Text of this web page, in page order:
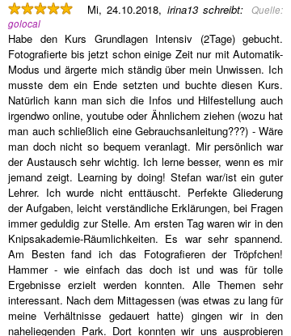
Mi, 24.10.2018, irina13 schreibt:Quelle:
golocal
Habe den Kurs Grundlagen Intensiv (2Tage) gebucht.
Fotografierte bis jetzt schon einige Zeit nur mit Automatik-
Modus und ärgerte mich ständig über mein Unwissen. Ich
musste dem ein Ende setzten und buchte diesen Kurs.
Natürlich kann man sich die Infos und Hilfestellung auch
irgendwo online, youtube oder Ähnlichem ziehen (wozu hat
man auch schließlich eine Gebrauchsanleitung???) - Wäre
man doch nicht so bequem veranlagt. Mir persönlich war
der Austausch sehr wichtig. Ich lerne besser, wenn es mir
jemand zeigt. Learning by doing! Stefan war/ist ein guter
Lehrer. Ich wurde nicht enttäuscht. Perfekte Gliederung
der Aufgaben, leicht verständliche Erklärungen, bei Fragen
immer geduldig zur Stelle. Am ersten Tag waren wir in den
Knipsakademie-Räumlichkeiten. Es war sehr spannend.
Am Besten fand ich das Fotografieren der Tröpfchen!
Hammer - wie einfach das doch ist und was für tolle
Ergebnisse erzielt werden konnten. Alle Themen sehr
interessant. Nach dem Mittagessen (was etwas zu lang für
meine Verhältnisse gedauert hatte) gingen wir in den
naheliegenden Park. Dort konnten wir uns ausprobieren